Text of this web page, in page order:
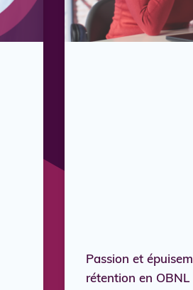
Passion et
rétention en OBNL